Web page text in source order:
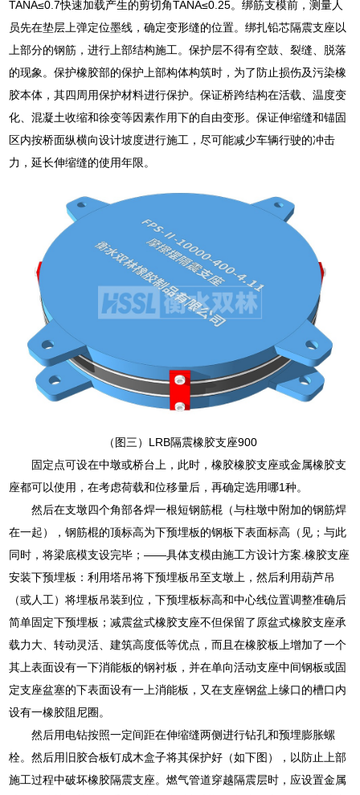
TANA≤0.7快速加载产生的剪切角TANA≤0.25。绑筋支模前，测量人
员先在垫层上弹定位墨线，确定变形缝的位置。绑扎铅芯隔震支座以
上部分的钢筋，进行上部结构施工。保护层不得有空鼓、裂缝、脱落
的现象。保护橡胶部的保护上部构体构筑时，为了防止损伤及污染橡
胶本体，其四周用保护材料进行保护。保证桥跨结构在活载、温度变
化、混凝土收缩和徐变等因素作用下的自由变形。保证伸缩缝和锚固
区内按桥面纵横向设计坡度进行施工，尽可能减少车辆行驶的冲击
力，延长伸缩缝的使用年限。
（图三）LRB隔震橡胶支座900
固定点可设在中墩或桥台上，此时，橡胶橡胶支座或金属橡胶支
座都可以使用，在考虑荷载和位移量后，再确定选用哪1种。
然后在支墩四个角部各焊一根短钢筋棍（与柱墩中附加的钢筋焊
在一起），钢筋棍的顶标高为下预埋板的钢板下表面标高（见；与此
同时，将梁底模支设完毕；——具体支模由施工方设计方案.橡胶支座
安装下预埋板：利用塔吊将下预埋板吊至支墩上，然后利用葫芦吊
（或人工）将埋板吊装到位，下预埋板标高和中心线位置调整准确后
简单固定下预埋板；减震盆式橡胶支座不但保留了原盆式橡胶支座承
载力大、转动灵活、建筑高度低等优点，而且在橡胶板上增加了一个
其上表面设有一下消能板的钢衬板，并在单向活动支座中间钢板或固
定支座盆塞的下表面设有一上消能板，又在支座钢盆上缘口的槽口内
设有一橡胶阻尼圈。
然后用电钻按照一定间距在伸缩缝两侧进行钻孔和预埋膨胀螺
栓。然后用旧胶合板钉成木盒子将其保护好（如下图），以防止上部
施工过程中破坏橡胶隔震支座。燃气管道穿越隔震层时，应设置金属